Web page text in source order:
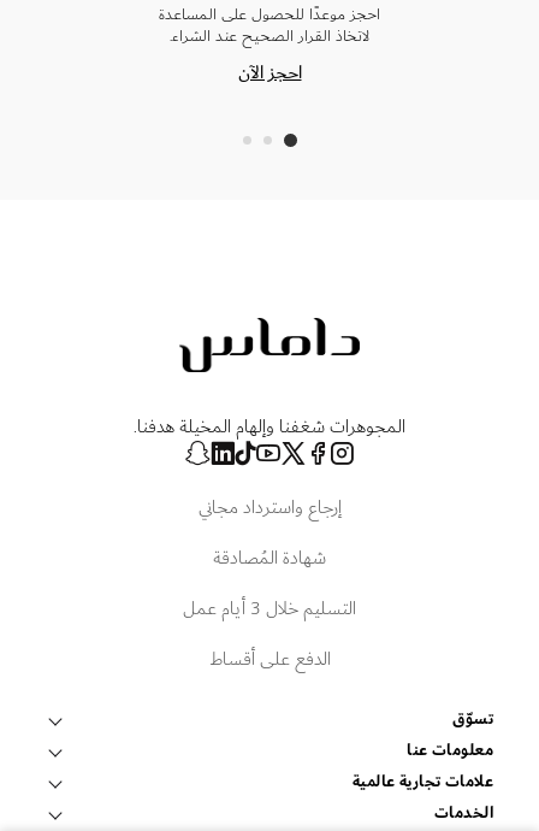
احجز موعدًا للحصول على المساعدة
لاتخاذ القرار الصحيح عند الشراء.
احجز الآن
المجوهرات شغفنا وإلهام المخيلة هدفنا.
إرجاع واسترداد مجاني
شهادة المُصادقة
التسليم خلال 3 أيام عمل
الدفع على أقساط
تسوّق
قلادات وتعليقات
أساور وأساور صلبة
معلومات عنا
عالم داماس
ابحث عن متجر
علامات تجارية عالمية
فوبيه
الخدمات